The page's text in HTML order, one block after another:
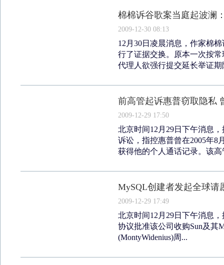
棉棉诉谷歌案当庭起波澜
2009-12-30 08:13
12月30日凌晨消息，作家棉
行了证据交换。原本一次按
代理人欲强行提交延长举证
前高管起诉惠普窃取隐私
2009-12-29 17:50
北京时间12月29日下午消息
诉讼，指控惠普曾在2005年8
获得他的个人通话记录。该
MySQL创建者发起全球请
2009-12-29 17:49
北京时间12月29日下午消息
协议批准该公司收购Sun及其
(MontyWidenius)周...